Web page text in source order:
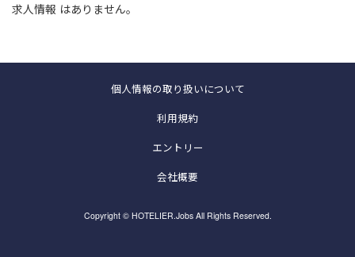
求人情報 はありません。
個人情報の取り扱いについて
利用規約
エントリー
会社概要
Copyright © HOTELIER.Jobs All Rights Reserved.